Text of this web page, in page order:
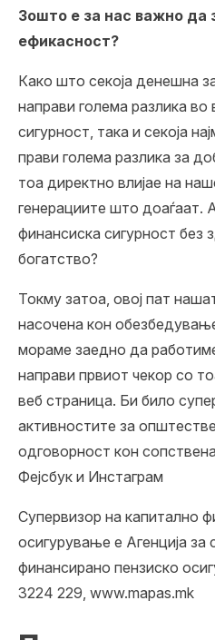
Зошто е за нас важно да
ефикасност?
Како што секоја денешна
направи голема разлика
сигурност, така и секоја
прави голема разлика за
тоа директно влијае на
генерациите што доаѓаат.
финансиска сигурност без
богатство?
Токму затоа, овој пат
насочена кон
мораме заедно да
направи првиот чекор со
веб страница. Би било
активностите за
одговорност кон
Фејсбук и Инстаграм
Супервизор на капитално
осигурување е Агенција за
финансирано пензиско
3224 229, www.mapas.mk